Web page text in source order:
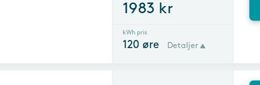
1983 kr
kWh pris
120 øre Detaljer